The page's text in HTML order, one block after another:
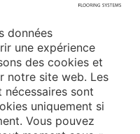
données
une expérience
des cookies et
notre site web. Les
sont
uniquement si
Vous pouvez